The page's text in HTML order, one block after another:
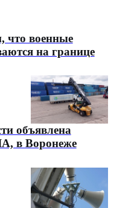
что военные
на границе
объявлена
в Воронеже